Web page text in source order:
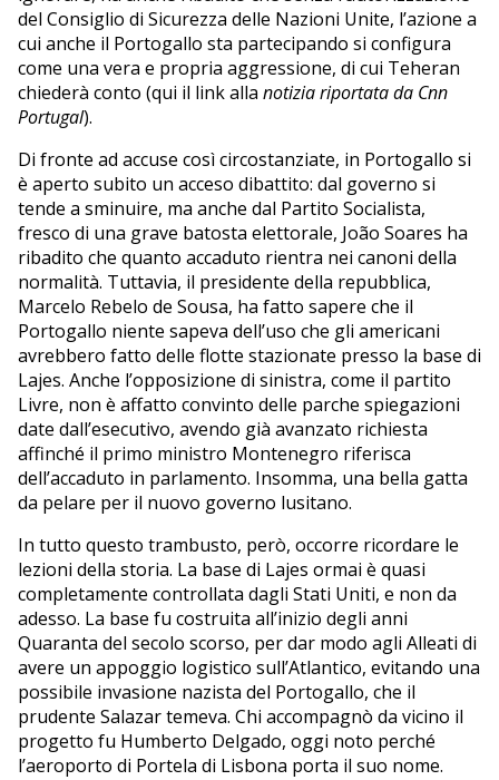
del Consiglio di Sicurezza delle Nazioni Unite, l’azione a
cui anche il Portogallo sta partecipando si configura
come una vera e propria aggressione, di cui Teheran
chiederà conto (qui il link alla notizia riportata da Cnn
Portugal).
Di fronte ad accuse così circostanziate, in Portogallo si
è aperto subito un acceso dibattito: dal governo si
tende a sminuire, ma anche dal Partito Socialista,
fresco di una grave batosta elettorale, João Soares ha
ribadito che quanto accaduto rientra nei canoni della
normalità. Tuttavia, il presidente della repubblica,
Marcelo Rebelo de Sousa, ha fatto sapere che il
Portogallo niente sapeva dell’uso che gli americani
avrebbero fatto delle flotte stazionate presso la base di
Lajes. Anche l’opposizione di sinistra, come il partito
Livre, non è affatto convinto delle parche spiegazioni
date dall’esecutivo, avendo già avanzato richiesta
affinché il primo ministro Montenegro riferisca
dell’accaduto in parlamento. Insomma, una bella gatta
da pelare per il nuovo governo lusitano.
In tutto questo trambusto, però, occorre ricordare le
lezioni della storia. La base di Lajes ormai è quasi
completamente controllata dagli Stati Uniti, e non da
adesso. La base fu costruita all’inizio degli anni
Quaranta del secolo scorso, per dar modo agli Alleati di
avere un appoggio logistico sull’Atlantico, evitando una
possibile invasione nazista del Portogallo, che il
prudente Salazar temeva. Chi accompagnò da vicino il
progetto fu Humberto Delgado, oggi noto perché
l’aeroporto di Portela di Lisbona porta il suo nome.